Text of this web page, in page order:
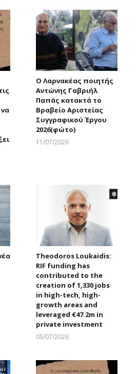
Ο Λαρνακέας ποιητής
Αντώνης Γαβριήλ
Παπάς κατακτά το
Βραβείο Αριστείας
Συγγραφικού Έργου
2026(φώτο)
11/07/2026
Theodoros Loukaidis:
RIF funding has
contributed to the
creation of 1,330 jobs
in high-tech, high-
growth areas and
leveraged €47.2m in
private investment
05/07/2026